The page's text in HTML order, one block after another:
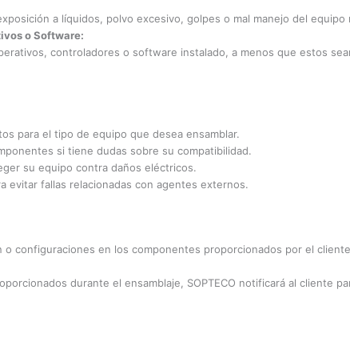
a líquidos, polvo excesivo, golpes o mal manejo del
o Software:
controladores o software instalado, a menos que estos
para el tipo de equipo que desea ensamblar.
si tiene dudas sobre su compatibilidad.
su equipo contra daños eléctricos.
evitar fallas relacionadas con agentes externos.
o configuraciones en los componentes proporcionados por el
durante el ensamblaje, SOPTECO notificará al cliente